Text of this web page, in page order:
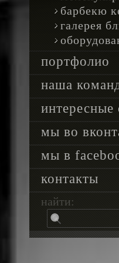
барбекю
галерея
портфолио
наша
интересные
мы во
мы в
контакты
найти: